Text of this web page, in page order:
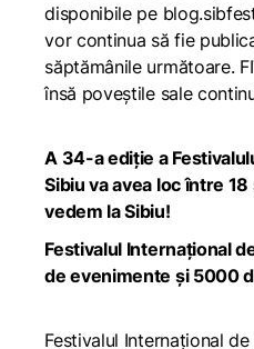
disponibile pe
vor continua să fie
săptămânile următoare.
însă poveştile sale
A 34-a ediţie a
Sibiu va avea loc între
vedem la Sibiu!
Festivalul Internațional
de evenimente și 5000
Festivalul Internațional